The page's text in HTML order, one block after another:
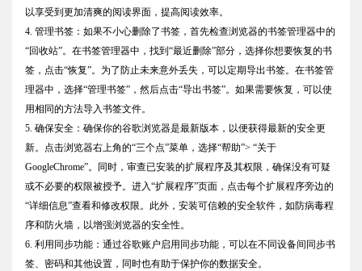
以享受到更加清爽的阅读界面，提高阅读效率。
4. 管理书签：如果不小心删除了书签，首先检查浏览器的书签管理器中的
“回收站”。在书签管理器中，找到“最近删除”部分，选择你想要恢复的书
签，点击“恢复”。为了防止未来意外丢失，可以定期导出书签。在书签管
理器中，选择“管理书签”，然后点击“导出书签”。如果需要恢复，可以使
用相同的方法导入书签文件。
5. 确保安全：确保你的谷歌浏览器是最新版本，以便获得最新的安全更
新。点击浏览器右上角的“三个点”菜单，选择“帮助”> “关于
GoogleChrome”。同时，审查已安装的扩展程序及其权限，确保没有可疑
或不必要的权限被授予。进入“扩展程序”页面，点击每个扩展程序旁边的
“详细信息”查看和修改权限。此外，安装可信赖的安全软件，如防病毒程
序和防火墙，以增强浏览器的安全性。
6. 利用同步功能：通过谷歌账户启用同步功能，可以在不同设备间同步书
签、密码和其他设置，同时也有助于保护你的数据安全。